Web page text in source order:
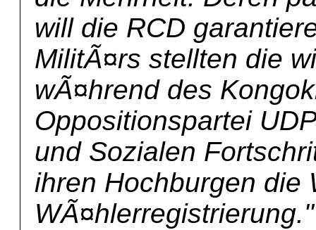
will die RCD
MilitÃ¤rs stellten die
wÃ¤hrend des
Oppositionspartei
und Sozialen
ihren Hochburgen die
WÃ¤hlerregistrierung."